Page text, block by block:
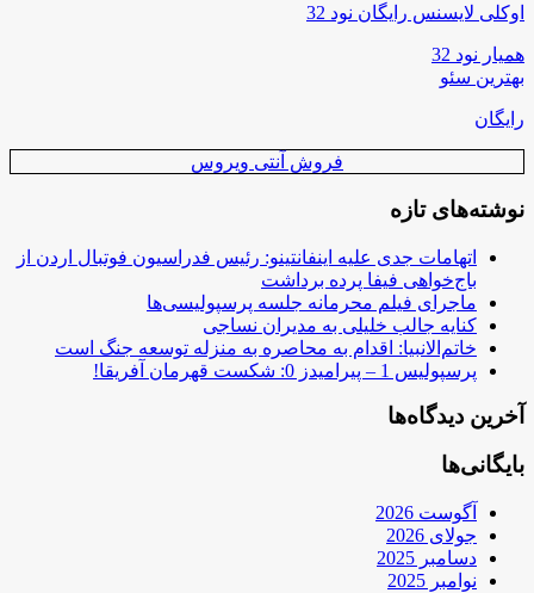
اوکلی لایسنس رایگان نود 32
همیار نود 32
بهترین سئو
رایگان
فروش آنتی ویروس
نوشته‌های تازه
اتهامات جدی علیه اینفانتینو: رئیس فدراسیون فوتبال اردن از
باج‌خواهی فیفا پرده برداشت
ماجرای فیلم محرمانه جلسه پرسپولیسی‌ها
کنایه جالب خلیلی به مدیران نساجی
خاتم‌الانبیا: اقدام به محاصره به منزله توسعه جنگ است
پرسپولیس 1 – پیرامیدز 0: شکست قهرمان آفریقا!
آخرین دیدگاه‌ها
بایگانی‌ها
آگوست 2026
جولای 2026
دسامبر 2025
نوامبر 2025